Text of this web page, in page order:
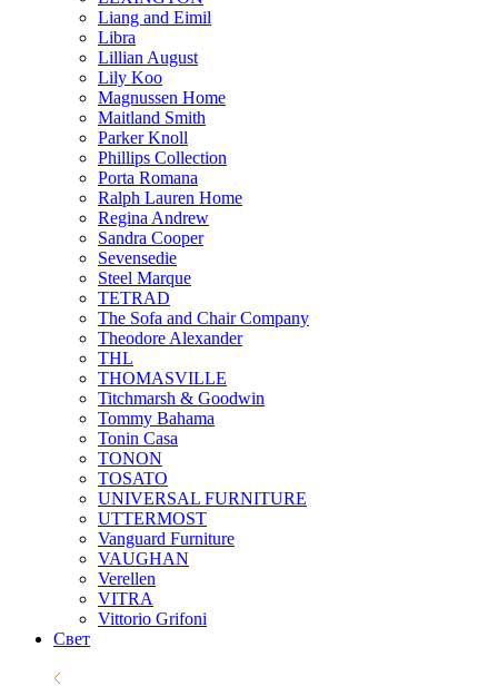
Liang and Eimil
Libra
Lillian August
Lily Koo
Magnussen Home
Maitland Smith
Parker Knoll
Phillips Collection
Porta Romana
Ralph Lauren Home
Regina Andrew
Sandra Cooper
Sevensedie
Steel Marque
TETRAD
The Sofa and Chair Company
Theodore Alexander
THL
THOMASVILLE
Titchmarsh & Goodwin
Tommy Bahama
Tonin Casa
TONON
TOSATO
UNIVERSAL FURNITURE
UTTERMOST
Vanguard Furniture
VAUGHAN
Verellen
VITRA
Vittorio Grifoni
Свет